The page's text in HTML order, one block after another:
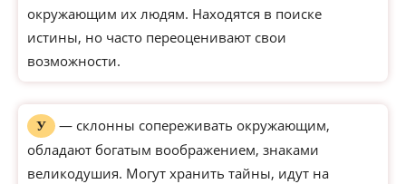
окружающим их людям. Находятся в поиске
истины, но часто переоценивают свои
возможности.
У
— склонны сопереживать окружающим,
обладают богатым воображением, знаками
великодушия. Могут хранить тайны, идут на